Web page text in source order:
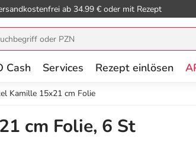
ab 34.99 € oder mit Rezept
Cash Services Rezept einlösen
Kamille 15x21 cm Folie
cm Folie, 6 St